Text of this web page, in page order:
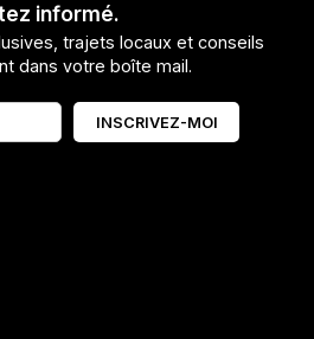
informé.
trajets locaux et conseils
dans votre boîte mail.
INSCRIVEZ-MOI